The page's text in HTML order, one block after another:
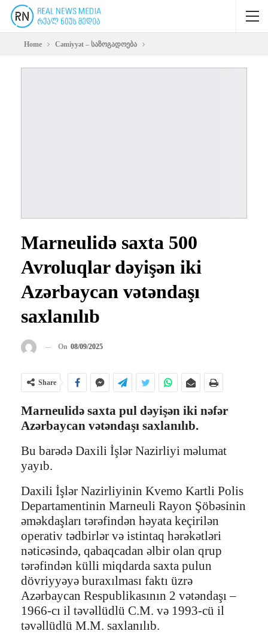
Home Cəmiyyət – საზოგადოება
Marneulidə saxta 500
Avroluqlar dəyişən iki
Azərbaycan vətəndaşı
saxlanılıb
On 08/09/2025
Share
Marneulidə saxta pul dəyişən iki nəfər
Azərbaycan vətəndaşı saxlanılıb.
Bu barədə Daxili İşlər Nazirliyi məlumat
yayıb.
Daxili İşlər Nazirliyinin Kvemo Kartli Polis
Departamentinin Marneuli Rayon Şöbəsinin
əməkdaşları tərəfindən həyata keçirilən
operativ tədbirlər və istintaq hərəkətləri
nəticəsində, qabaqcadan əlbir olan qrup
tərəfindən külli miqdarda saxta pulun
dövriyyəyə buraxılması faktı üzrə
Azərbaycan Respublikasının 2 vətəndaşı –
1966-cı il təvəllüdlü C.M. və 1993-cü il
təvəllüdlü M.M. saxlanılıb.